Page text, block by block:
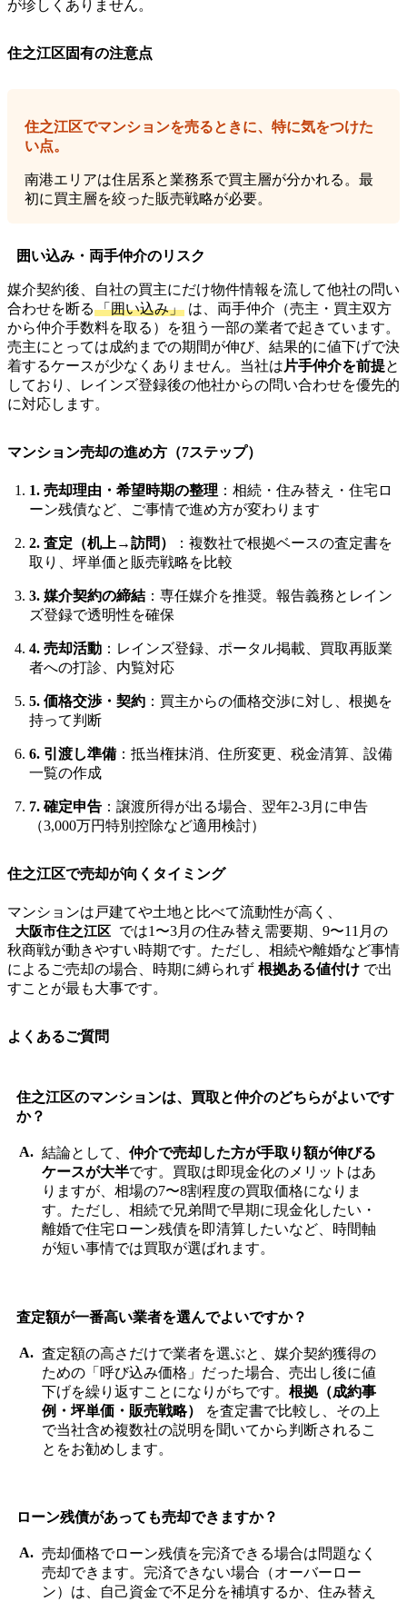
が珍しくありません。
住之江区固有の注意点
住之江区でマンションを売るときに、特に気をつけた
い点。
南港エリアは住居系と業務系で買主層が分かれる。最
初に買主層を絞った販売戦略が必要。
囲い込み・両手仲介のリスク
媒介契約後、自社の買主にだけ物件情報を流して他社の問い
合わせを断る 「囲い込み」 は、両手仲介（売主・買主双方
から仲介手数料を取る）を狙う一部の業者で起きています。
売主にとっては成約までの期間が伸び、結果的に値下げで決
着するケースが少なくありません。当社は 片手仲介を前提と
しており、レインズ登録後の他社からの問い合わせを優先的
に対応します。
マンション売却の進め方（7ステップ）
1. 売却理由・希望時期の整理 ：相続・住み替え・住宅ロ
ーン残債など、ご事情で進め方が変わります
2. 査定（机上→訪問）
：複数社で根拠ベースの査定書を
取り、坪単価と販売戦略を比較
3. 媒介契約の締結 ：専任媒介を推奨。報告義務とレイン
ズ登録で透明性を確保
4. 売却活動 ：レインズ登録、ポータル掲載、買取再販業
者への打診、内覧対応
5. 価格交渉・契約 ：買主からの価格交渉に対し、根拠を
持って判断
6. 引渡し準備 ：抵当権抹消、住所変更、税金清算、設備
一覧の作成
7. 確定申告 ：譲渡所得が出る場合、翌年2-3月に申告
（3,000万円特別控除など適用検討）
住之江区で売却が向くタイミング
マンションは戸建てや土地と比べて流動性が高く、
大阪市住之江区
では1〜3月の住み替え需要期、9〜11月の
秋商戦が動きやすい時期です。ただし、相続や離婚など事情
によるご売却の場合、時期に縛られず 根拠ある値付け で出
すことが最も大事です。
よくあるご質問
住之江区のマンションは、買取と仲介のどちらがよいです
か？
結論として、仲介で売却した方が手取り額が伸びる
ケースが大半です。買取は即現金化のメリットはあ
りますが、相場の7〜8割程度の買取価格になりま
す。ただし、相続で兄弟間で早期に現金化したい・
離婚で住宅ローン残債を即清算したいなど、時間軸
が短い事情では買取が選ばれます。
査定額が一番高い業者を選んでよいですか？
査定額の高さだけで業者を選ぶと、媒介契約獲得の
ための「呼び込み価格」だった場合、売出し後に値
下げを繰り返すことになりがちです。根拠（成約事
例・坪単価・販売戦略）
を査定書で比較し、その上
で当社含め複数社の説明を聞いてから判断されるこ
とをお勧めします。
ローン残債があっても売却できますか？
売却価格でローン残債を完済できる場合は問題なく
売却できます。完済できない場合（オーバーロー
ン）は、自己資金で不足分を補填するか、住み替え